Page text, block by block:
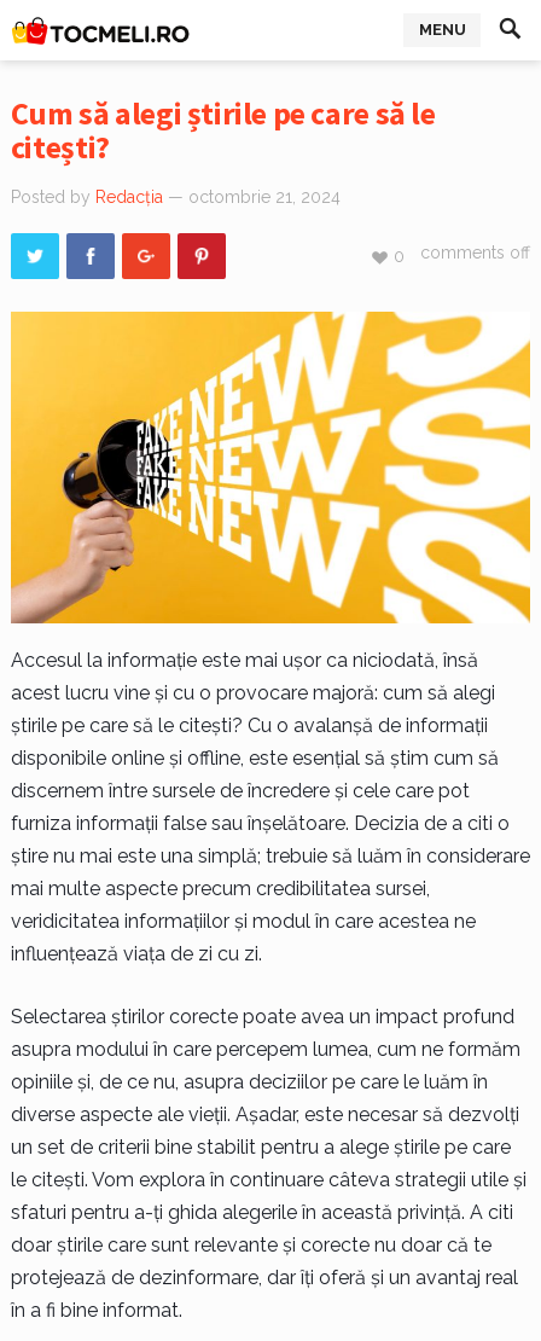
MENU
Cum să alegi știrile pe care să le
citești?
Posted by Redacția — octombrie 21, 2024
comments off
0
Accesul la informație este mai ușor ca niciodată, însă
acest lucru vine și cu o provocare majoră: cum să alegi
știrile pe care să le citești? Cu o avalanșă de informații
disponibile online și offline, este esențial să știm cum să
discernem între sursele de încredere și cele care pot
furniza informații false sau înșelătoare. Decizia de a citi o
știre nu mai este una simplă; trebuie să luăm în considerare
mai multe aspecte precum credibilitatea sursei,
veridicitatea informațiilor și modul în care acestea ne
influențează viața de zi cu zi.
Selectarea știrilor corecte poate avea un impact profund
asupra modului în care percepem lumea, cum ne formăm
opiniile și, de ce nu, asupra deciziilor pe care le luăm în
diverse aspecte ale vieții. Așadar, este necesar să dezvolți
un set de criterii bine stabilit pentru a alege știrile pe care
le citești. Vom explora în continuare câteva strategii utile și
sfaturi pentru a-ți ghida alegerile în această privință. A citi
doar știrile care sunt relevante și corecte nu doar că te
protejează de dezinformare, dar îți oferă și un avantaj real
în a fi bine informat.